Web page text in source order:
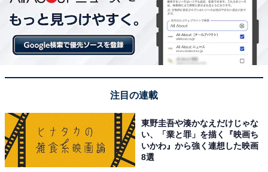
注目の連載
東野圭吾や湊かなえだけじゃな
い、「業と罪」を描く『映画ち
いかわ』から強く連想した映画
8選